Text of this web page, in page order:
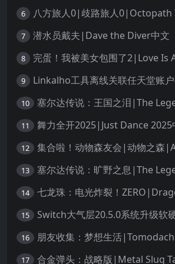
6 八方旅人0|歧路旅人0|Octopath
7 潜水员戴夫|Dave the Diver中文
8 完蛋！我被美女包围了2|Love Is
9 Linkalho工具离线关联任天堂账
10
11 舞力全开2025|Just Dance 2025
12
13
14
15 Switch大气层20.5.0系统升级软
16
17 合金弹头：战略版|Metal Slug